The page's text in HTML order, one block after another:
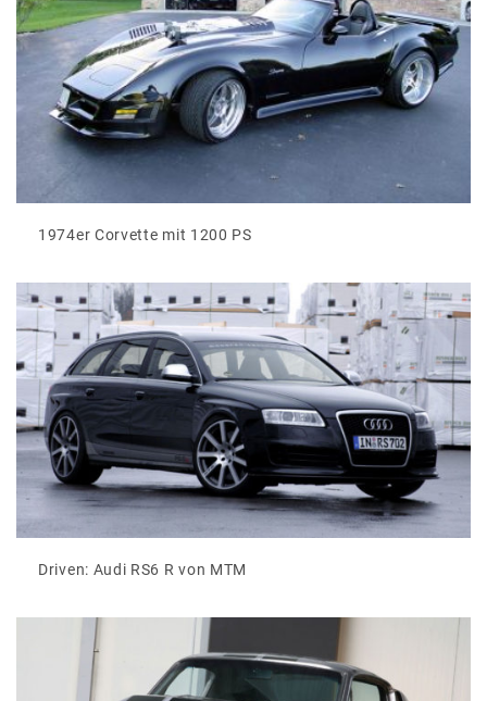
1974er Corvette mit 1200 PS
Driven: Audi RS6 R von MTM